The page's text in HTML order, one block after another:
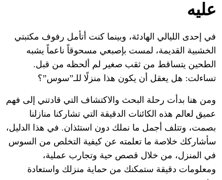
عليه
في إحدى الليالي الهادئة، وبينما كنت أتأمل رفوف مكتبتي
الخشبية القديمة، لمست بإصبعي مسحوقاً ناعماً يشبه
الطحين يتساقط من ثقب صغير لم ألحظه من قبل.
تساءلت: هل يعقل أن يكون هذا منزلًا للـ”سوس”؟
ومن هنا بدأت رحلة البحث والاكتشاف التي قادتني إلى فهم
عميق لعالم هذه الكائنات الدقيقة التي تشاركنا منازلنا
بصمت، وتتلف أجمل ما نملك دون استئذان. في هذا الدليل،
سأشاركك خلاصة ما تعلمته عن كيفية التخلص من السوس
في المنزل، من خلال قصص حية وتجارب عملية،
ومعلومات دقيقة ستمكنك من حماية منزلك واستعادة